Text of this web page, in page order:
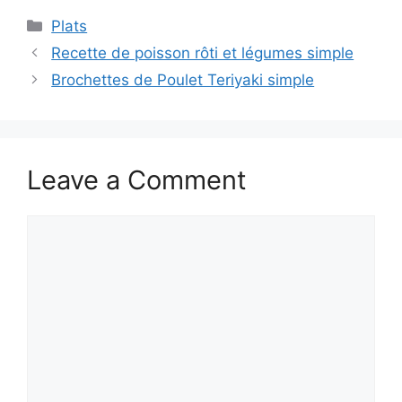
Categories
Plats
Recette de poisson rôti et légumes simple
Brochettes de Poulet Teriyaki simple
Leave a Comment